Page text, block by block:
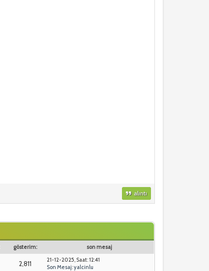
alıntı
gösterim: son mesaj
2,811
21-12-2025, Saat: 12:41
Son Mesaj:yalcinlu